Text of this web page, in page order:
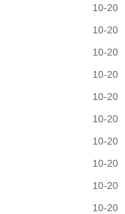
10-20
10-20
10-20
10-20
10-20
10-20
10-20
10-20
10-20
10-20